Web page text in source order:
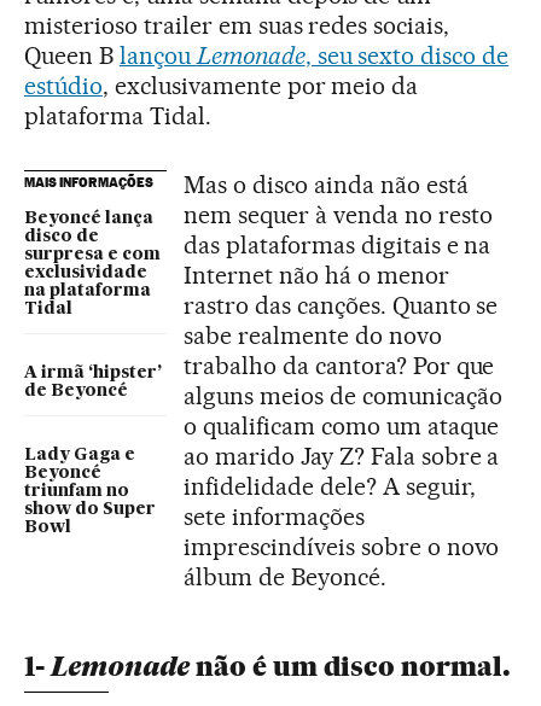
misterioso trailer em suas redes sociais,
Queen B lançou Lemonade, seu sexto disco de
estúdio, exclusivamente por meio da
plataforma Tidal.
MAIS INFORMAÇÕES
Beyoncé lança
disco de
surpresa e com
exclusividade
na plataforma
Tidal
A irmã ‘hipster’
de Beyoncé
Lady Gaga e
Beyoncé
triunfam no
show do Super
Bowl
Mas o disco ainda não está
nem sequer à venda no resto
das plataformas digitais e na
Internet não há o menor
rastro das canções. Quanto se
sabe realmente do novo
trabalho da cantora? Por que
alguns meios de comunicação
o qualificam como um ataque
ao marido Jay Z? Fala sobre a
infidelidade dele? A seguir,
sete informações
imprescindíveis sobre o novo
álbum de Beyoncé.
1-Lemonadenão é um disco normal.